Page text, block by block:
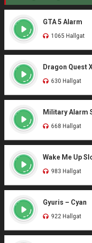
GTA 5 Alarm
1065 Hallgat
Dragon Quest
630 Hallgat
Military Alarm
668 Hallgat
Wake Me Up
983 Hallgat
Gyuris – Cyan
922 Hallgat